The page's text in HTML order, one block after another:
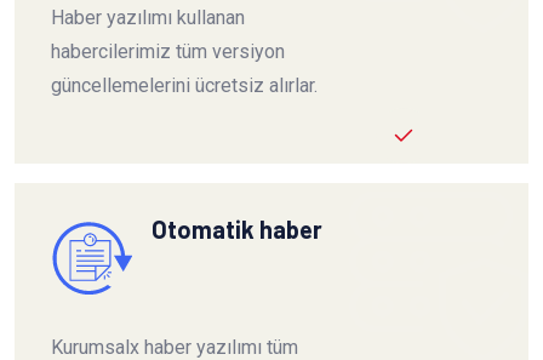
Haber yazılımı kullanan
habercilerimiz tüm versiyon
güncellemelerini ücretsiz alırlar.
Otomatik haber
Kurumsalx haber yazılımı tüm